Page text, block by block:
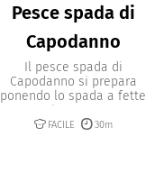
Pesce spada di
Capodanno
Il pesce spada di
Capodanno si prepara
ponendo lo spada a fette
in una...
FACILE 30m